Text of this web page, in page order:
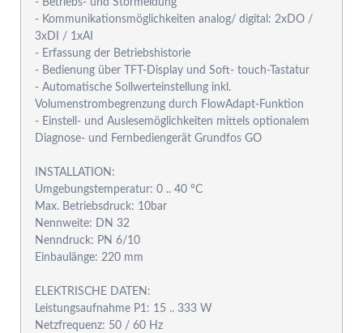
- Betriebs- und Störmeldung
- Kommunikationsmöglichkeiten analog/ digital: 2xDO /
3xDI / 1xAI
- Erfassung der Betriebshistorie
- Bedienung über TFT-Display und Soft- touch-Tastatur
- Automatische Sollwerteinstellung inkl.
Volumenstrombegrenzung durch FlowAdapt-Funktion
- Einstell- und Auslesemöglichkeiten mittels optionalem
Diagnose- und Fernbediengerät Grundfos GO
INSTALLATION:
Umgebungstemperatur: 0 .. 40 °C
Max. Betriebsdruck: 10bar
Nennweite: DN 32
Nenndruck: PN 6/10
Einbaulänge: 220 mm
ELEKTRISCHE DATEN:
Leistungsaufnahme P1: 15 .. 333 W
Netzfrequenz: 50 / 60 Hz